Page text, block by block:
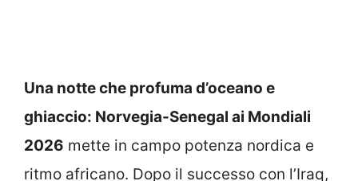
Una notte che profuma d’oceano e
ghiaccio: Norvegia-Senegal ai Mondiali
2026 mette in campo potenza nordica e
ritmo africano. Dopo il successo con l’Iraq,